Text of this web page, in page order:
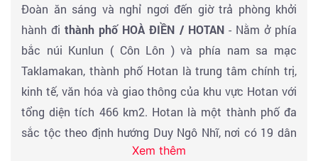
tạo lối đi qua núi Côn Lôn cho nông dân địa phương. Ở
điểm cao nhất, tuyến đường Pamir Plateau Sky có độ
cao 4.269m.
Quý khách check in & đi bộ trên Con đường cổ
Panlong và khởi hành về thị trấn Tajik ăn tối &
nghỉ đêm.
Đoàn ăn sáng và nghỉ ngơi đến giờ trả phòng khởi
hành đithành phố HOÀ ĐIỀN / HOTAN- Nằm ở phía
bắc núi Kunlun ( Côn Lôn ) và phía nam sa mạc
Taklamakan, thành phố Hotan là trung tâm chính trị,
kinh tế, văn hóa và giao thông của khu vực Hotan với
tổng diện tích 466 km2. Hotan là một thành phố đa
sắc tộc theo định hướng Duy Ngô Nhĩ, nơi có 19 dân
tộc (Uygur, Han, Hui, Kazak, v.v.) cùng chung sống.
Xem thêm